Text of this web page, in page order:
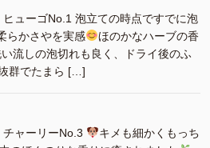
ューゴNo.1 泡立ての時点ですでに泡
らかさやを実感
ほのかなハーブの香
流しの泡切れも良く、ドライ後のふ
群でたまら […]
ャーリーNo.3
キメも細かくもっち